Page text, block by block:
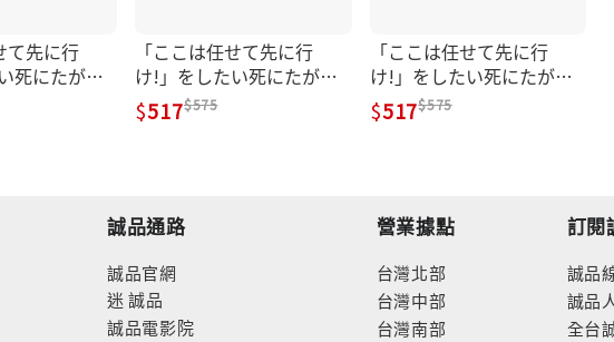
て先に行
死にたがり
剋上
「ここは任せて先に行
け!」をしたい死にたがり
の望まぬ宇宙下剋上 3
517 575
「ここは任せて先に行
け!」をしたい死にたがり
の望まぬ宇宙下剋上 4
517 575
誠品通路
誠品官網
迷 誠品
誠品電影院
營業據點
台灣北部
台灣中部
台灣南部
訂閱
誠品
誠品
全台